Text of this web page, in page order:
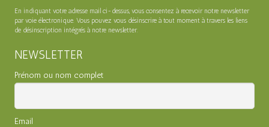
En indiquant votre adresse mail ci-dessus, vous consentez à recevoir notre newsletter
par voie électronique. Vous pouvez vous désinscrire à tout moment à travers les liens
de désinscription intégrés à notre newsletter.
NEWSLETTER
Prénom ou nom complet
Email